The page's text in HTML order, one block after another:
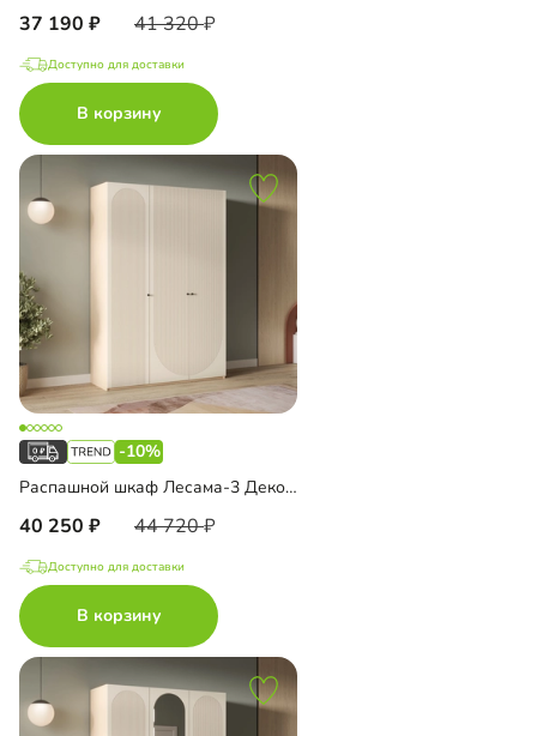
37 190 41 320
Доступно для доставки
В корзину
-10%
Распашной шкаф Лесама-3 Декор 5
40 250 44 720
Доступно для доставки
В корзину